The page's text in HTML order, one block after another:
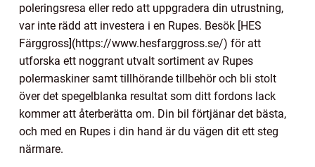
poleringsresa eller redo att uppgradera din utrustning,
var inte rädd att investera i en Rupes. Besök [HES
Färggross](https://www.hesfarggross.se/) för att
utforska ett noggrant utvalt sortiment av Rupes
polermaskiner samt tillhörande tillbehör och bli stolt
över det spegelblanka resultat som ditt fordons lack
kommer att återberätta om. Din bil förtjänar det bästa,
och med en Rupes i din hand är du vägen dit ett steg
närmare.